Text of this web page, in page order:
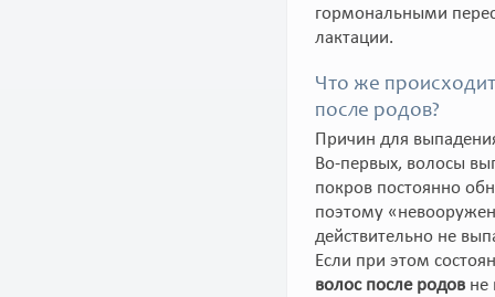
гормональными
лактации.
Что же
после родов?
Причин для
Во-первых, волосы
покров постоянно
поэтому
действительно не
Если при этом
волос после родов не